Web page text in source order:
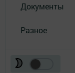
Документы
Разное